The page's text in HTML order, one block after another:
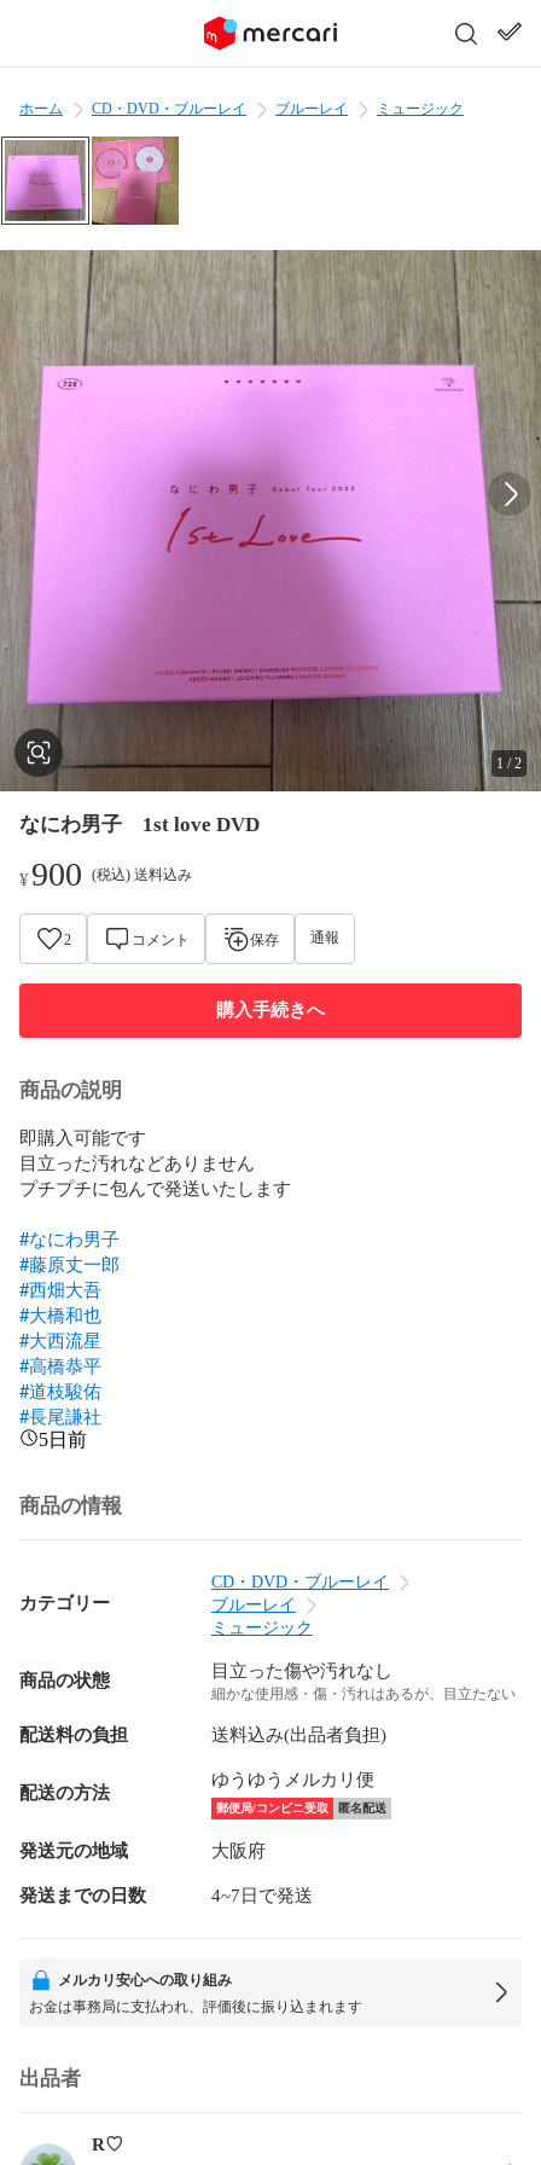
ホーム CD・DVD・ブルーレイ ブルーレイ ミュージック
1 /2
なにわ男子 1st love DVD
¥900 (税込) 送料込み
2 コメント 保存 通報
購入手続きへ
商品の説明
即購入可能です
目立った汚れなどありません
プチプチに包んで発送いたします
#なにわ男子
#藤原丈一郎
#西畑大吾
#大橋和也
#大西流星
#高橋恭平
#道枝駿佑
#長尾謙社
5日前
商品の情報
カテゴリー
CD・DVD・ブルーレイ
ブルーレイ
ミュージック
商品の状態 目立った傷や汚れなし
細かな使用感・傷・汚れはあるが、目立たない
配送料の負担 送料込み(出品者負担)
配送の方法
ゆうゆうメルカリ便
郵便局/コンビニ受取 匿名配送
発送元の地域 大阪府
発送までの日数 4~7日で発送
メルカリ安心への取り組み
お金は事務局に支払われ、評価後に振り込まれます
出品者
R♡